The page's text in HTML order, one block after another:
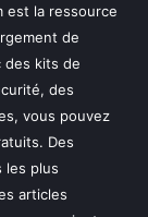
est la ressource
de
des kits de
des
vous pouvez
Des
les plus
articles